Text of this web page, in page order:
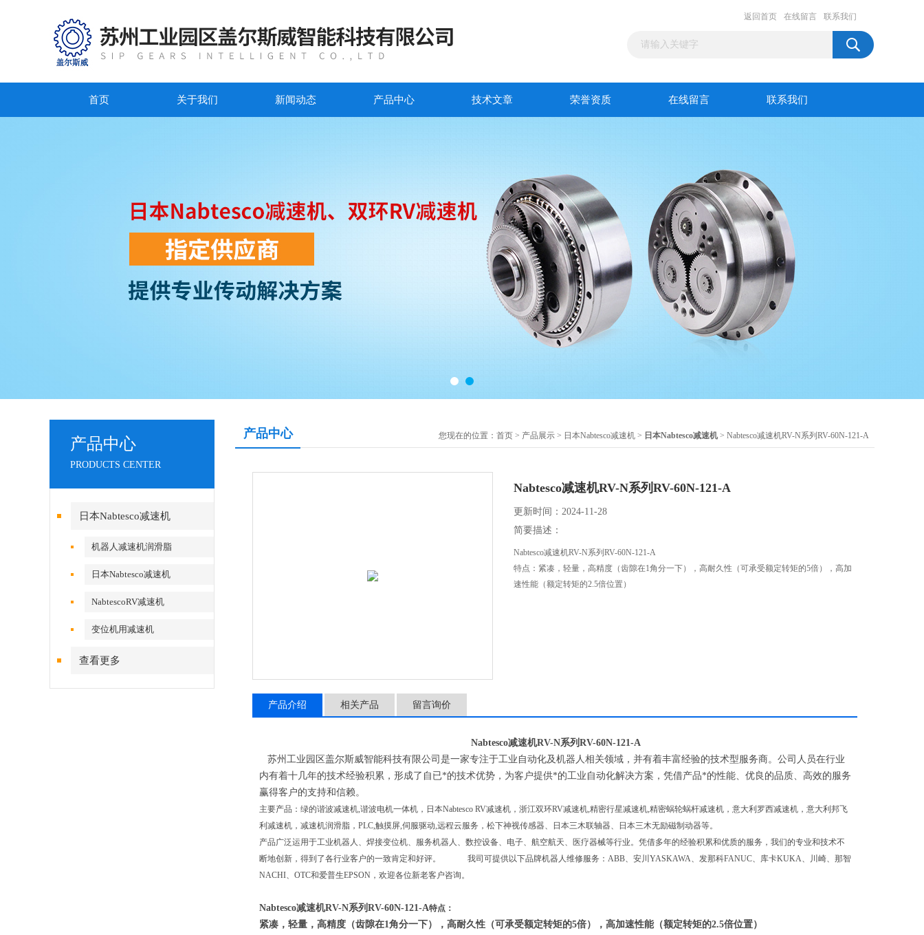
返回首页 在线留言 联系我们
首页 关于我们 新闻动态 产品中心 技术文章 荣誉资质 在线留言 联系我们
产品中心
PRODUCTS CENTER
日本Nabtesco减速机
机器人减速机润滑脂
日本Nabtesco减速机
NabtescoRV减速机
变位机用减速机
查看更多
产品中心 您现在的位置： 首页 > 产品展示 > 日本Nabtesco减速机 > 日本Nabtesco减速机 > Nabtesco减速机RV-N系列RV-60N-121-A
Nabtesco减速机RV-N系列RV-60N-121-A
更新时间：2024-11-28
简要描述：
Nabtesco减速机RV-N系列RV-60N-121-A
特点：紧凑，轻量，高精度（齿隙在1角分一下），高耐久性（可承受额定转矩的5倍），高加
速性能（额定转矩的2.5倍位置）
产品介绍 相关产品 留言询价
Nabtesco减速机RV-N系列RV-60N-121-A
苏州工业园区盖尔斯威智能科技有限公司是一家专注于工业自动化及机器人相关领域，并有着丰富经验的技术型服务商。公司人员在行业
内有着十几年的技术经验积累，形成了自已*的技术优势，为客户提供*的工业自动化解决方案，凭借产品*的性能、优良的品质、高效的服务
赢得客户的支持和信赖。
主要产品：绿的谐波减速机,谐波电机一体机，日本Nabtesco RV减速机，浙江双环RV减速机,精密行星减速机,精密蜗轮蜗杆减速机，意大利罗西减速机，意大利邦飞
利减速机，减速机润滑脂，PLC,触摸屏,伺服驱动,远程云服务，松下神视传感器、日本三木联轴器、日本三木无励磁制动器等。
产品广泛运用于工业机器人、焊接变位机、服务机器人、数控设备、电子、航空航天、医疗器械等行业。凭借多年的经验积累和优质的服务，我们的专业和技术不
断地创新，得到了各行业客户的一致肯定和好评。 我司可提供以下品牌机器人维修服务：ABB、安川YASKAWA、发那科FANUC、库卡KUKA、川崎、那智
NACHI、OTC和爱普生EPSON，欢迎各位新老客户咨询。
Nabtesco减速机RV-N系列RV-60N-121-A特点：
紧凑，轻量，高精度（齿隙在1角分一下），高耐久性（可承受额定转矩的5倍），高加速性能（额定转矩的2.5倍位置）